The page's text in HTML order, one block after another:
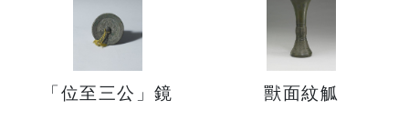
「位至三公」鏡 獸面紋觚